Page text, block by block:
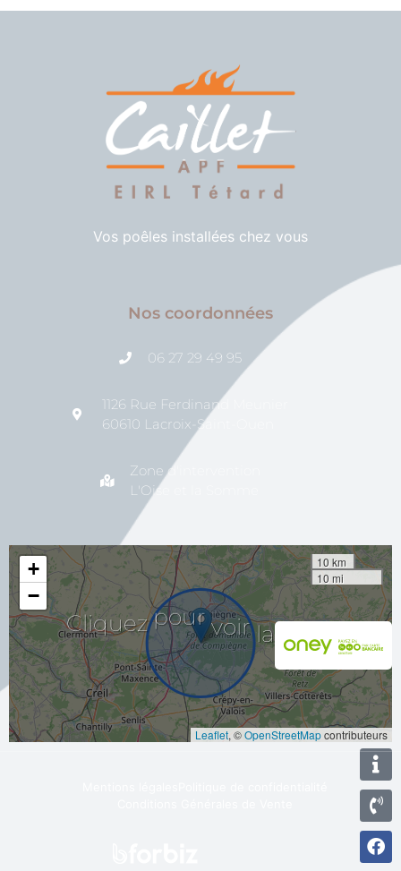
Vos poêles installées chez vous
Nos coordonnées
06 27 29 49 95
1126 Rue Ferdinand Meunier
60610 Lacroix-Saint-Ouen
Zone d'intervention
L'Oise et la Somme
Cliquez pour voir la carte
+
−
10 km
10 mi
Leaflet, ©OpenStreetMapcontributeurs